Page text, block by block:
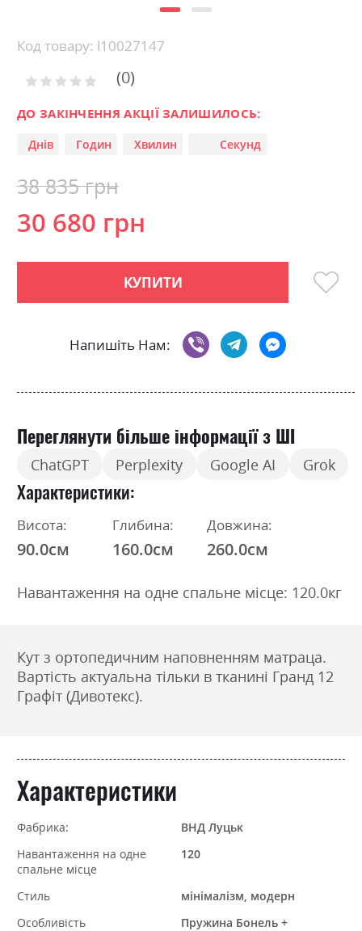
Skip
the
of
images
Код товару: l10027147
Рейтинг: 0
ДО ЗАКІНЧЕННЯ АКЦІЇ ЗАЛИШИЛОСЬ:
Днів Годин Хвилин Секунд
30 680 грн
38 835 грн
КУПИТИ
Напишіть Нам:
Переглянути більше інформації з ШІ
ChatGPT Perplexity Google AI Grok
Характеристики
Висота:
90.0см
Глибина:
160.0см
Довжина:
260.0см
Навантаження на одне спальне місце: 120.0кг
Кут з ортопедичним наповненням матраца.
Вартість актуальна тільки в тканині Гранд 12
Графіт (Дивотекс).
Характеристики
Фабрика:
ВНД Луцьк
Навантаження на одне
спальне місце
120
Стиль
мінімалізм, модерн
Особливість
Пружина Бонель +